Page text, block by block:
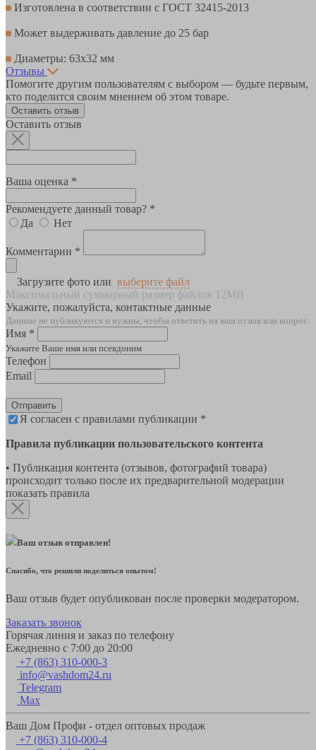
Изготовлена в соответствии с ГОСТ 32415-2013
Может выдерживать давление до 25 бар
Диаметры: 63х32 мм
Отзывы
Помогите другим пользователям с выбором — будьте первым,
кто поделится своим мнением об этом товаре.
Оставить отзыв
Оставить отзыв
Ваша оценка *
Рекомендуете данный товар? *
Да
Нет
Комментарии *
Загрузите фото или выберите файл
Максимальный суммарный размер файлов 12MB
Укажите, пожалуйста, контактные данные
Данные не публикуются и нужны, чтобы ответить на ваш отзыв или вопрос
Имя *
Укажите Ваше имя или псевдоним
Телефон
Email
Отправить
Я согласен с правилами публикации *
Правила публикации пользовательского контента
• Публикация контента (отзывов, фотографий товара)
происходит только после их предварительной модерации
показать правила
Ваш отзыв отправлен!
Спасибо, что решили поделиться опытом!
Ваш отзыв будет опубликован после проверки модератором.
Заказать звонок
Горячая линия и заказ по телефону
Ежедневно с 7:00 до 20:00
+7 (863) 310-000-3
info@vashdom24.ru
Telegram
Max
Ваш Дом Профи - отдел оптовых продаж
+7 (863) 310-000-4